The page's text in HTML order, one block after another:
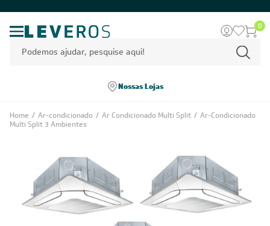
0
Nossas Lojas
Home / Ar-condicionado / Ar Condicionado Multi Split / Ar-Condicionado
Multi Split 3 Ambientes